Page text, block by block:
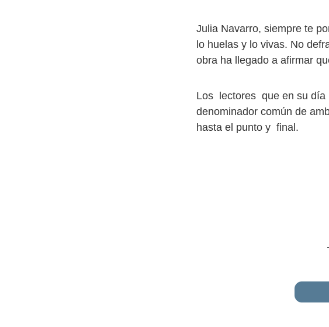
Julia Navarro, siempre te
lo huelas y lo vivas. No
obra ha llegado a afirmar
Los lectores que en su día
denominador común de
hasta el punto y final.